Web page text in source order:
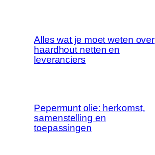
Alles wat je moet weten over
haardhout netten en
leveranciers
Pepermunt olie: herkomst,
samenstelling en
toepassingen